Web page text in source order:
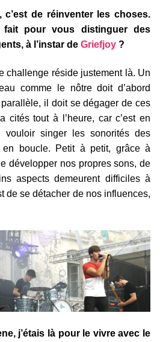
c’est de réinventer les choses.
fait pour vous distinguer des
à l’instar de Griefjoy ?
challenge réside justement là. Un
comme le nôtre doit d’abord
il doit se dégager de ces
cités tout à l’heure, car c’est en
vouloir singer les sonorités des
en boucle. Petit à petit, grâce à
développer nos propres sons, de
aspects demeurent difficiles à
de se détacher de nos influences,
j’étais là pour le vivre avec le